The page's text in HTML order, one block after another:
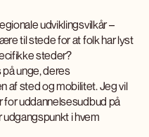
udviklingsvilkår –
til stede for at folk har lyst
steder?
unge, deres
af sted og mobilitet. Jeg vil
for uddannelsesudbud på
i hvem